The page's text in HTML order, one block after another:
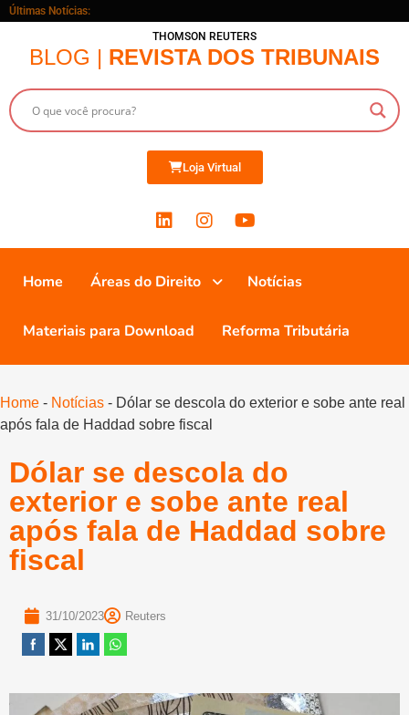
Últimas Notícias:
THOMSON REUTERS
BLOG | REVISTA DOS TRIBUNAIS
Loja Virtual
Home Áreas do Direito Notícias
Materiais para Download Reforma Tributária
Home - Notícias - Dólar se descola do exterior e sobe ante real
após fala de Haddad sobre fiscal
Dólar se descola do
exterior e sobe ante real
após fala de Haddad sobre
fiscal
31/10/2023 Reuters